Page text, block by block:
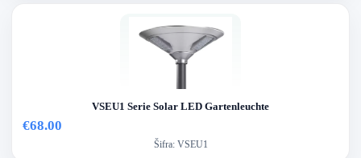
VSEU1 Serie Solar LED Gartenleuchte
€68.00
Šifra: VSEU1